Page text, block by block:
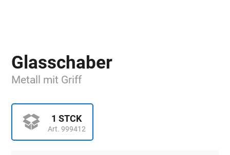
Glasschaber
Metall mit Griff
1 STCK
Art. 999412